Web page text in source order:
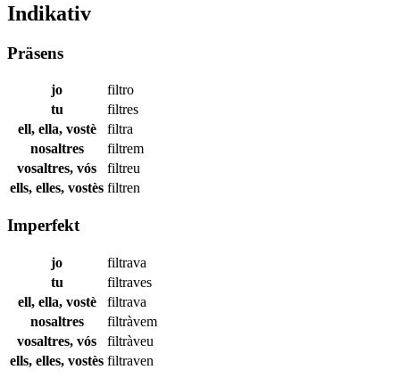
Indikativ
Präsens
jo
filtro
tu
filtres
ell, ella, vostè
filtra
nosaltres
filtrem
vosaltres, vós
filtreu
ells, elles, vostès filtren
Imperfekt
jo
filtrava
tu
filtraves
ell, ella, vostè
filtrava
nosaltres
filtràvem
vosaltres, vós
filtràveu
ells, elles, vostès filtraven